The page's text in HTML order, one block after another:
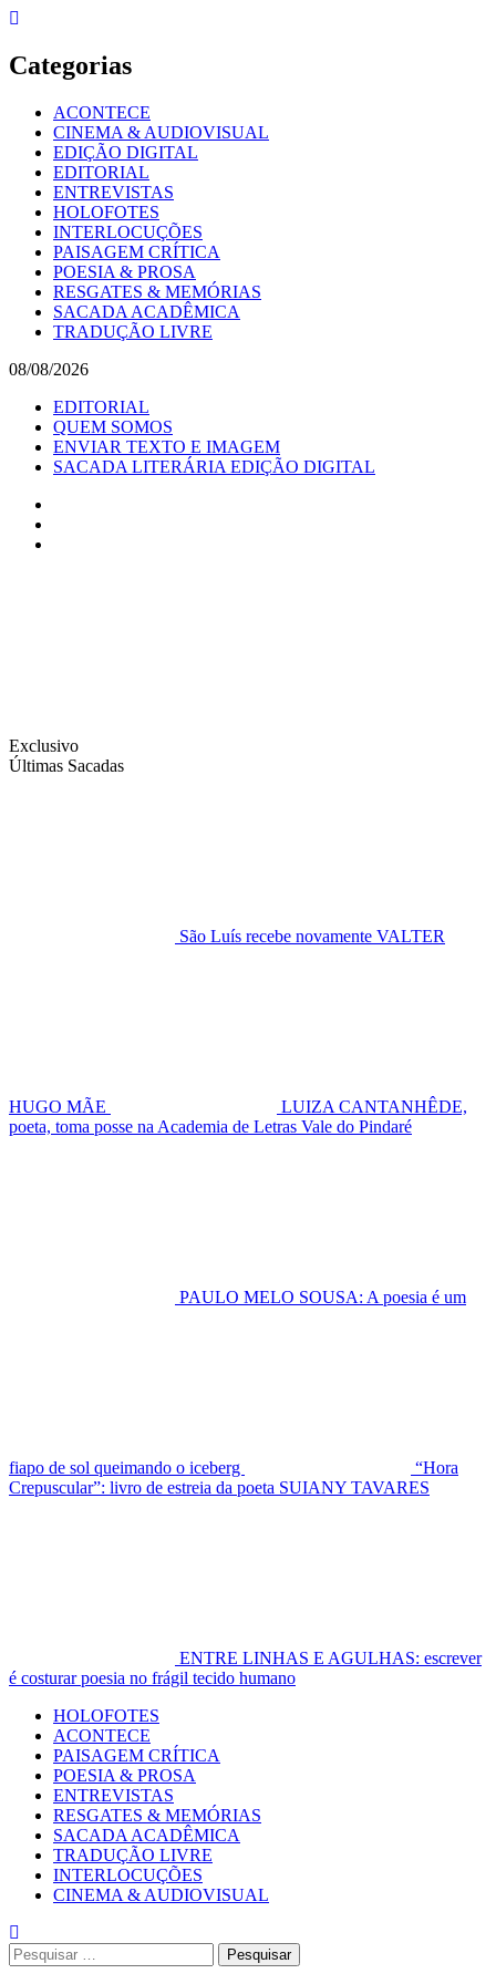
Skip
content
Categorias
ACONTECE
CINEMA & AUDIOVISUAL
EDIÇÃO DIGITAL
EDITORIAL
ENTREVISTAS
HOLOFOTES
INTERLOCUÇÕES
PAISAGEM CRÍTICA
POESIA & PROSA
RESGATES & MEMÓRIAS
SACADA ACADÊMICA
TRADUÇÃO LIVRE
08/08/2026
EDITORIAL
QUEM SOMOS
ENVIAR TEXTO E IMAGEM
SACADA LITERÁRIA EDIÇÃO DIGITAL
Exclusivo
Últimas Sacadas
São Luís recebe novamente VALTER
HUGO MÃE
LUIZA CANTANHÊDE,
poeta, toma posse na Academia de Letras Vale do Pindaré
PAULO MELO SOUSA: A poesia é um
fiapo de sol queimando o iceberg
“Hora
Crepuscular”: livro de estreia da poeta SUIANY TAVARES
ENTRE LINHAS E AGULHAS: escrever
é costurar poesia no frágil tecido humano
Primary
Menu
HOLOFOTES
ACONTECE
PAISAGEM CRÍTICA
POESIA & PROSA
ENTREVISTAS
RESGATES & MEMÓRIAS
SACADA ACADÊMICA
TRADUÇÃO LIVRE
INTERLOCUÇÕES
CINEMA & AUDIOVISUAL
Pesquisar
por: